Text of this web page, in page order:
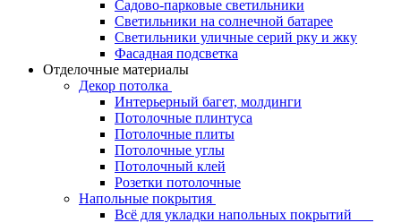
Садово-парковые светильники
Светильники на солнечной батарее
Светильники уличные серий рку и жку
Фасадная подсветка
Отделочные материалы
Декор потолка
Интерьерный багет, молдинги
Потолочные плинтуса
Потолочные плиты
Потолочные углы
Потолочный клей
Розетки потолочные
Напольные покрытия
Всё для укладки напольных покрытий